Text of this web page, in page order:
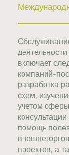
включает
компаний-
разработка
схем,
учетом сферы
помощь
проектов, а